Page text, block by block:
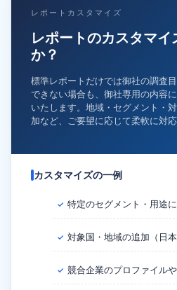
レポートカスタマイズ
レポートのカスタマ
か？
標準レポートだけでは御社の調査
できない場合も、御社専用の内容
いたします。地域・セグメント・
加など、ご要望に応じて柔軟に対応
カスタマイズの一例
✓ 特定のセグメント・用途
✓ 対象国・地域の追加（日
✓ 競合企業のプロファイル